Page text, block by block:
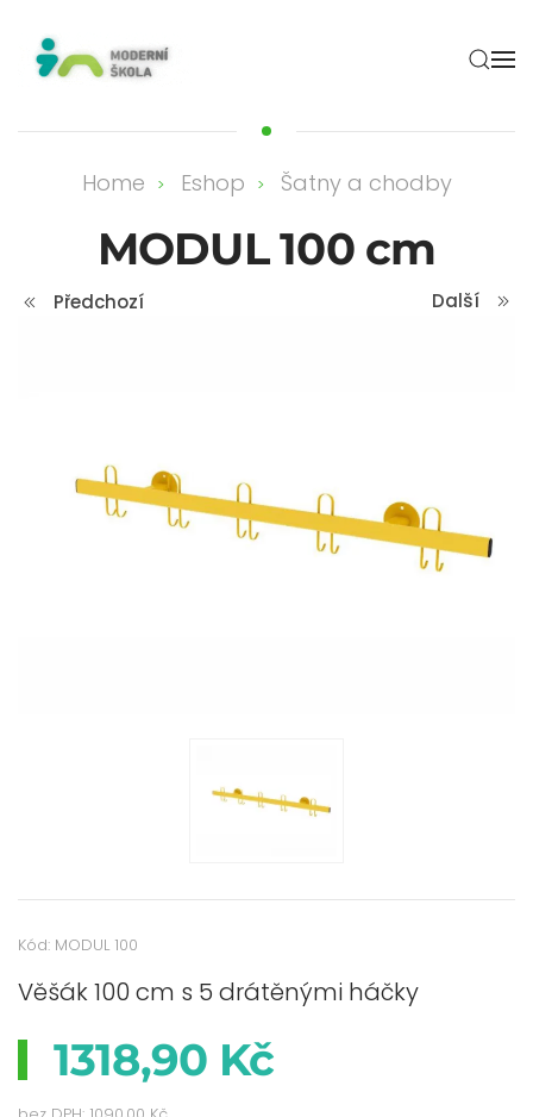
Skip to main content
Home Eshop Šatny a chodby
MODUL 100 cm
Předchozí Další
Kód: MODUL 100
Věšák 100 cm s 5 drátěnými háčky
1318,90 Kč